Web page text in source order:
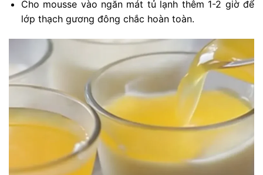
Cho mousse vào ngăn mát tủ lạnh thêm 1-2 giờ để
lớp thạch gương đông chắc hoàn toàn.